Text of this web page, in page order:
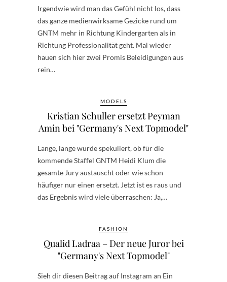
Irgendwie wird man das Gefühl nicht los, dass
das ganze medienwirksame Gezicke rund um
GNTM mehr in Richtung Kindergarten als in
Richtung Professionalität geht. Mal wieder
hauen sich hier zwei Promis Beleidigungen aus
rein…
MODELS
Kristian Schuller ersetzt Peyman
Amin bei "Germany's Next Topmodel"
Lange, lange wurde spekuliert, ob für die
kommende Staffel GNTM Heidi Klum die
gesamte Jury austauscht oder wie schon
häufiger nur einen ersetzt. Jetzt ist es raus und
das Ergebnis wird viele überraschen: Ja,…
FASHION
Qualid Ladraa – Der neue Juror bei
"Germany's Next Topmodel"
Sieh dir diesen Beitrag auf Instagram an Ein